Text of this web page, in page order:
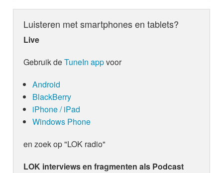
Luisteren met smartphones en tablets?
Live
Gebruik deTuneIn appvoor
Android
BlackBerry
iPhone / iPad
Windows Phone
en zoek op "LOK radio"
LOK interviews en fragmenten als Podcast